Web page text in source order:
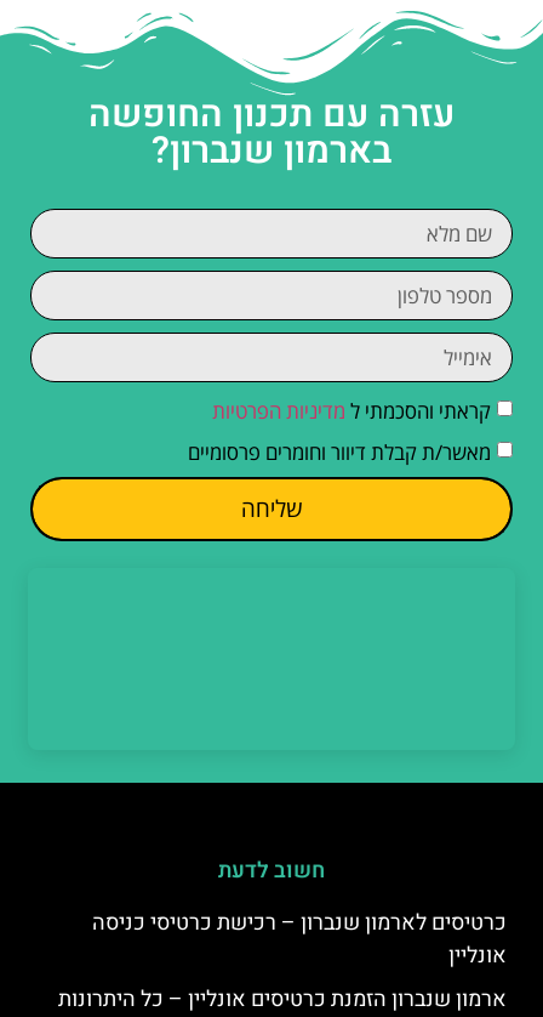
עזרה עם תכנון החופשה
בארמון שנברון?
קראתי והסכמתי ל מדיניות הפרטיות
מאשר/ת קבלת דיוור וחומרים פרסומיים
שליחה
חשוב לדעת
כרטיסים לארמון שנברון – רכישת כרטיסי כניסה
אונליין
ארמון שנברון הזמנת כרטיסים אונליין – כל היתרונות